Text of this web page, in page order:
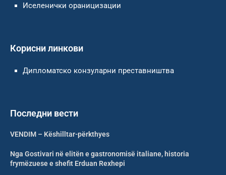
Иселенички ораницизации
Корисни линкови
Дипломатско конзуларни преставништва
Последни вести
VENDIM – Këshilltar-përkthyes
Nga Gostivari në elitën e gastronomisë italiane, historia
frymëzuese e shefit Erduan Rexhepi